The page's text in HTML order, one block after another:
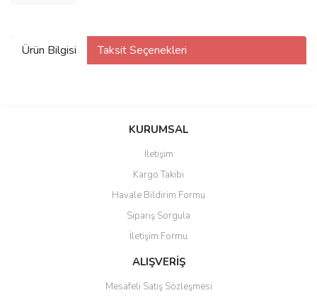
Ürün Bilgisi Taksit Seçenekleri
KURUMSAL
İletişim
Kargo Takibi
Havale Bildirim Formu
Sipariş Sorgula
İletişim Formu
ALIŞVERİŞ
Mesafeli Satış Sözleşmesi